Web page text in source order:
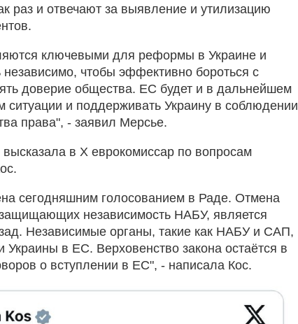
раз и отвечают за выявление и утилизацию
ключевыми для реформы в Украине и
чтобы эффективно бороться с
доверие общества. ЕС будет и в дальнейшем
ситуации и поддерживать Украину в соблюдении
права", - заявил Мерсье.
в Х еврокомиссар по вопросам
сегодняшним голосованием в Раде. Отмена
независимость НАБУ, является
Независимые органы, такие как НАБУ и САП,
Украины в ЕС. Верховенство закона остаётся в
о вступлении в ЕС", - написала Кос.